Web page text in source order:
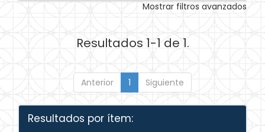
Mostrar filtros avanzados
Resultados 1-1 de 1.
Anterior 1 Siguiente
Resultados por ítem: